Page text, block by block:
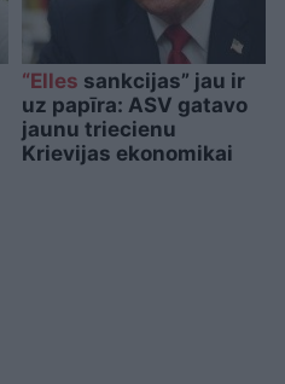
“Elles sankcijas” jau ir
uz papīra: ASV gatavo
jaunu triecienu
Krievijas ekonomikai